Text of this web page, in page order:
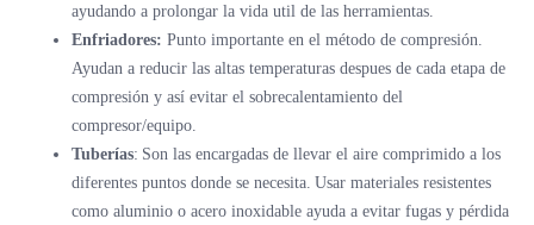
ayudando a prolongar la vida util de las herramientas.
Enfriadores: Punto importante en el método de compresión.
Ayudan a reducir las altas temperaturas despues de cada etapa de
compresión y así evitar el sobrecalentamiento del
compresor/equipo.
Tuberías: Son las encargadas de llevar el aire comprimido a los
diferentes puntos donde se necesita. Usar materiales resistentes
como aluminio o acero inoxidable ayuda a evitar fugas y pérdida